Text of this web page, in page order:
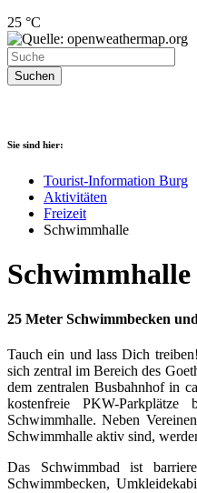
25 °C
Suchen
Sie sind hier:
Tourist-Information Burg
Aktivitäten
Freizeit
Schwimmhalle
Schwimmhalle
25 Meter Schwimmbecken
Tauch ein und lass Dich
sich zentral im Bereich des
dem zentralen Busbahnhof in
kostenfreie PKW-
Schwimmhalle. Neben
Schwimmhalle aktiv sind,
Das Schwimmbad ist
Schwimmbecken,